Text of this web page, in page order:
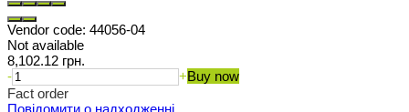
Vendor code: 44056-04
Not available
8,102.12 грн.
-
+Buy now
Fact order